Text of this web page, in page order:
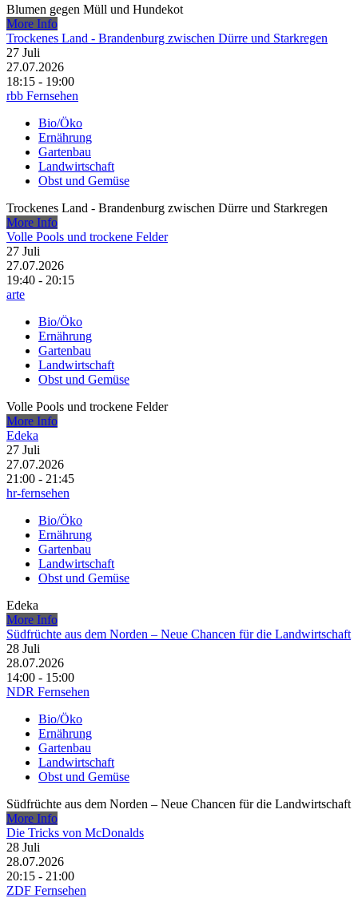
Blumen gegen Müll und Hundekot
More Info
Trockenes Land - Brandenburg zwischen Dürre und Starkregen
27 Juli
27.07.2026
18:15 - 19:00
rbb Fernsehen
Bio/Öko
Ernährung
Gartenbau
Landwirtschaft
Obst und Gemüse
Trockenes Land - Brandenburg zwischen Dürre und Starkregen
More Info
Volle Pools und trockene Felder
27 Juli
27.07.2026
19:40 - 20:15
arte
Bio/Öko
Ernährung
Gartenbau
Landwirtschaft
Obst und Gemüse
Volle Pools und trockene Felder
More Info
Edeka
27 Juli
27.07.2026
21:00 - 21:45
hr-fernsehen
Bio/Öko
Ernährung
Gartenbau
Landwirtschaft
Obst und Gemüse
Edeka
More Info
Südfrüchte aus dem Norden – Neue Chancen für die Landwirtschaft
28 Juli
28.07.2026
14:00 - 15:00
NDR Fernsehen
Bio/Öko
Ernährung
Gartenbau
Landwirtschaft
Obst und Gemüse
Südfrüchte aus dem Norden – Neue Chancen für die Landwirtschaft
More Info
Die Tricks von McDonalds
28 Juli
28.07.2026
20:15 - 21:00
ZDF Fernsehen